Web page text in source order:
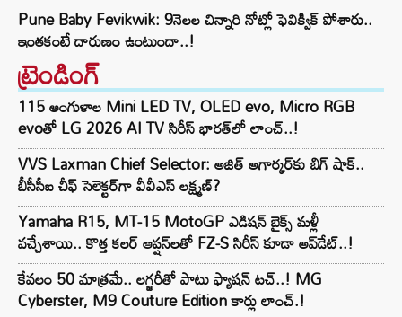
Pune Baby Fevikwik: 9నెలల చిన్నారి నోట్లో ఫెవిక్విక్‌ పోశారు..
ఇంతకంటే దారుణం ఉంటుందా..!
ట్రెండింగ్‌
115 అంగుళాల Mini LED TV, OLED evo, Micro RGB
evoతో LG 2026 AI TV సిరీస్ భారత్‌లో లాంచ్..!
VVS Laxman Chief Selector: అజిత్ అగార్కర్‌కు బిగ్ షాక్..
బీసీసీఐ చీఫ్ సెలెక్టర్‌గా వీవీఎస్ లక్ష్మణ్?
Yamaha R15, MT-15 MotoGP ఎడిషన్ బైక్స్ మళ్లీ
వచ్చేశాయి.. కొత్త కలర్ ఆప్షన్‌లతో FZ-S సిరీస్ కూడా అప్‌డేట్..!
కేవలం 50 మాత్రమే.. లగ్జరీతో పాటు ఫ్యాషన్ టచ్..! MG
Cyberster, M9 Couture Edition కార్లు లాంచ్.!